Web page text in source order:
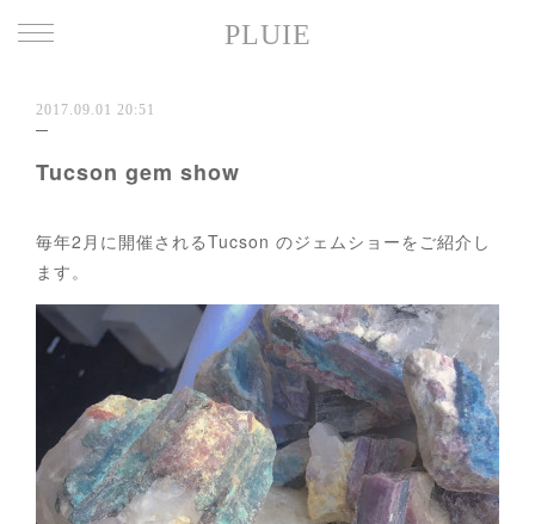
PLUIE
2017.09.01 20:51
Tucson gem show
毎年2月に開催されるTucson のジェムショーをご紹介し
ます。